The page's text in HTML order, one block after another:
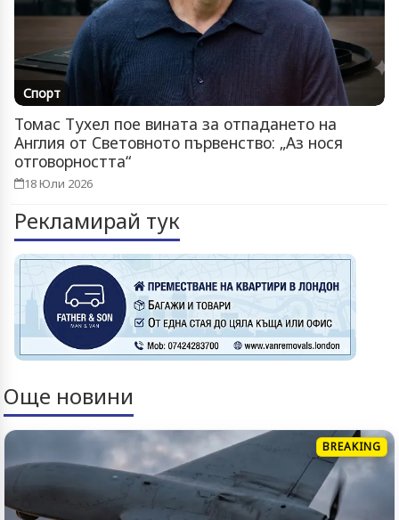
Спорт
Томас Тухел пое вината за отпадането на
Англия от Световното първенство: „Аз нося
отговорността“
18 Юли 2026
Рекламирай тук
Още новини
BREAKING